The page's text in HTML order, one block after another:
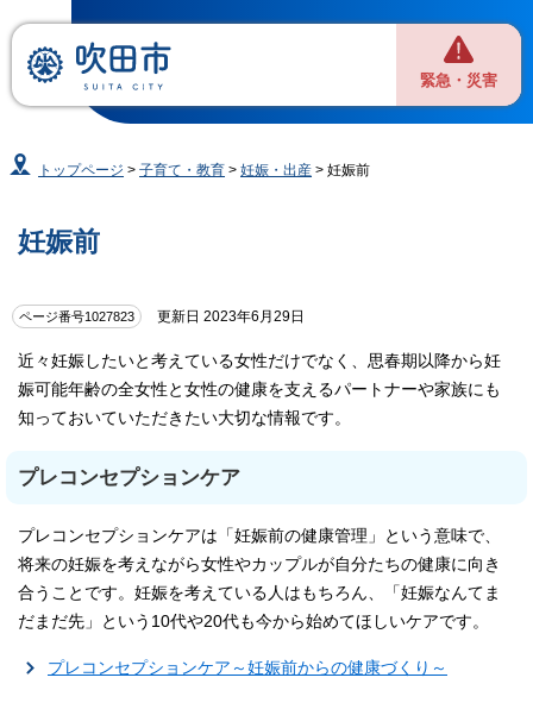
緊急・災害
トップページ >子育て・教育 >妊娠・出産 > 妊娠前
妊娠前
ページ番号1027823 更新日 2023年6月29日
近々妊娠したいと考えている女性だけでなく、思春期以降から妊
娠可能年齢の全女性と女性の健康を支えるパートナーや家族にも
知っておいていただきたい大切な情報です。
プレコンセプションケア
プレコンセプションケアは「妊娠前の健康管理」という意味で、
将来の妊娠を考えながら女性やカップルが自分たちの健康に向き
合うことです。妊娠を考えている人はもちろん、「妊娠なんてま
だまだ先」という10代や20代も今から始めてほしいケアです。
プレコンセプションケア～妊娠前からの健康づくり～